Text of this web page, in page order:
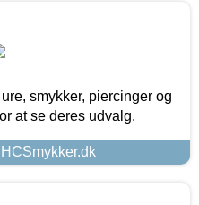
smykker, piercinger og
at se deres udvalg.